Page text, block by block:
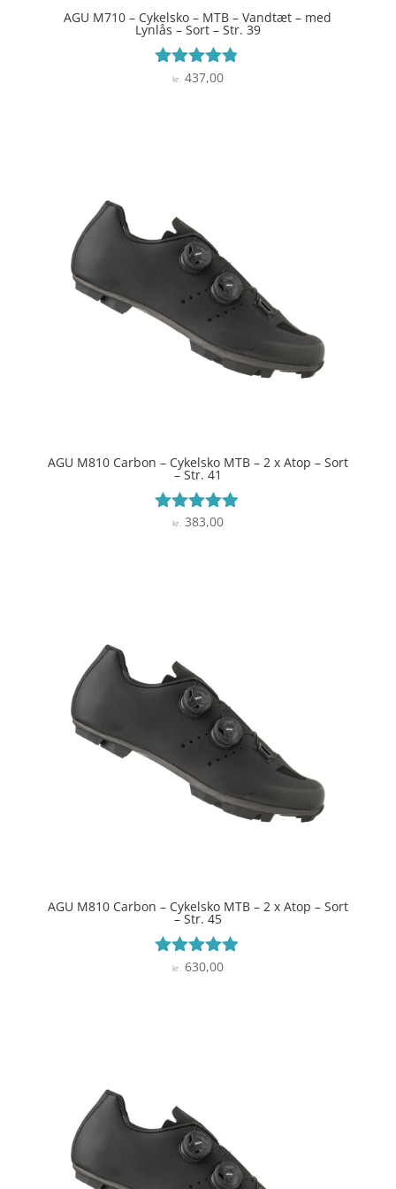
AGU M710 – Cykelsko – MTB – Vandtæt – med
Lynlås – Sort – Str. 39
Vurderet
kr. 437,00
AGU M810 Carbon – Cykelsko MTB – 2 x Atop – Sort
– Str. 41
Vurderet
kr.383,00
AGU M810 Carbon – Cykelsko MTB – 2 x Atop – Sort
– Str. 45
Vurderet
kr.630,00